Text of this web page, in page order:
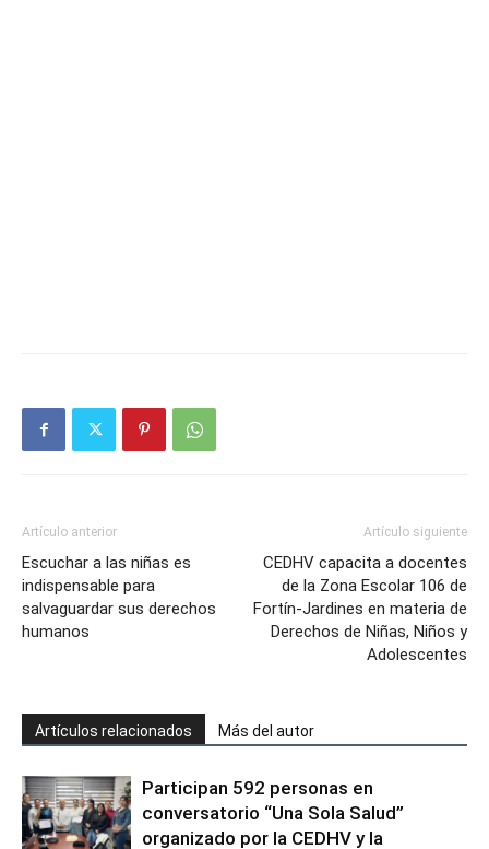
Artículo anterior
Escuchar a las niñas es
indispensable para
salvaguardar sus derechos
humanos
Artículo siguiente
CEDHV capacita a docentes
de la Zona Escolar 106 de
Fortín-Jardines en materia de
Derechos de Niñas, Niños y
Adolescentes
Artículos relacionados Más del autor
Participan 592 personas en
conversatorio “Una Sola Salud”
organizado por la CEDHV y la